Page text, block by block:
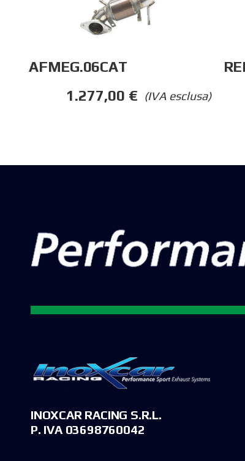
AFMEG.06CAT
(IVA esclusa)
1.277,00 €
INOXCAR RACING S.R.L.
P. IVA 03698760042